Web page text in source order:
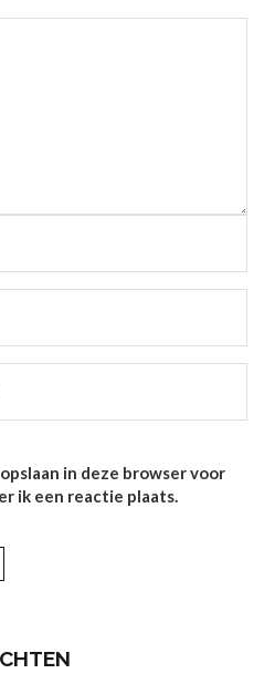
in deze browser voor
ik een reactie plaats.